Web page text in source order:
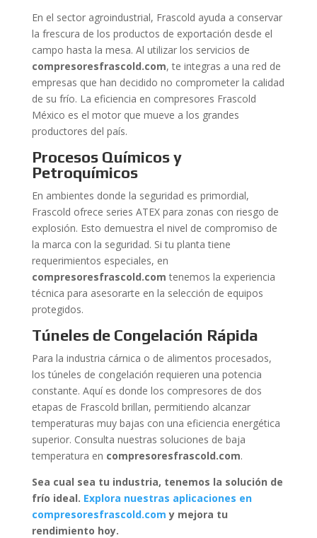
En el sector agroindustrial, Frascold ayuda a conservar
la frescura de los productos de exportación desde el
campo hasta la mesa. Al utilizar los servicios de
compresoresfrascold.com, te integras a una red de
empresas que han decidido no comprometer la calidad
de su frío. La eficiencia en compresores Frascold
México es el motor que mueve a los grandes
productores del país.
Procesos Químicos y
Petroquímicos
En ambientes donde la seguridad es primordial,
Frascold ofrece series ATEX para zonas con riesgo de
explosión. Esto demuestra el nivel de compromiso de
la marca con la seguridad. Si tu planta tiene
requerimientos especiales, en
compresoresfrascold.com tenemos la experiencia
técnica para asesorarte en la selección de equipos
protegidos.
Túneles de Congelación Rápida
Para la industria cárnica o de alimentos procesados,
los túneles de congelación requieren una potencia
constante. Aquí es donde los compresores de dos
etapas de Frascold brillan, permitiendo alcanzar
temperaturas muy bajas con una eficiencia energética
superior. Consulta nuestras soluciones de baja
temperatura en compresoresfrascold.com.
Sea cual sea tu industria, tenemos la solución de
frío ideal. Explora nuestras aplicaciones en
compresoresfrascold.com y mejora tu
rendimiento hoy.